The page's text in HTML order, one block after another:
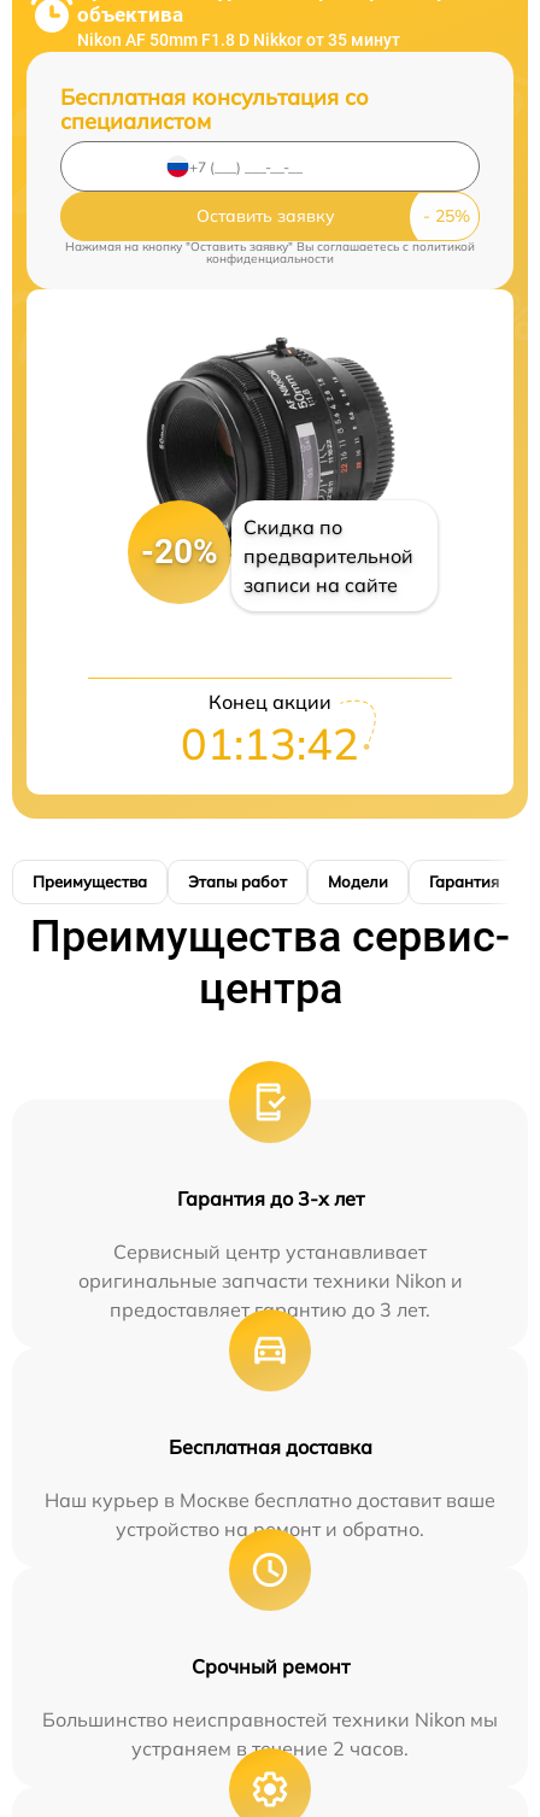
объектива
Nikon AF 50mm F1.8 D Nikkor от 35 минут
Бесплатная консультация со
специалистом
Оставить заявку
Нажимая на кнопку "Оставить заявку" Вы соглашаетесь cполитикой
конфиденциальности
-20%
Скидка по
предварительной
записи на сайте
Конец акции
01:13:41
Преимущества Этапы работ Модели Гарантия
Преимущества сервис-
центра
Гарантия до 3-х лет
Сервисный центр устанавливает
оригинальные запчасти техники Nikon и
предоставляет гарантию до 3 лет.
Бесплатная доставка
Наш курьер в Москве бесплатно доставит ваше
устройство на ремонт и обратно.
Срочный ремонт
Большинство неисправностей техники Nikon мы
устраняем в течение 2 часов.